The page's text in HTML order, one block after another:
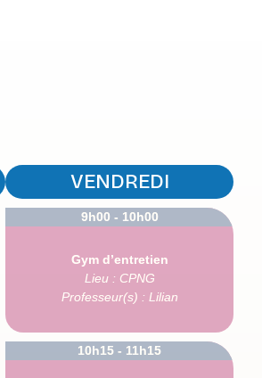
VENDREDI
9h00 - 10h00
Gym d’entretien
Lieu : CPNG
Professeur(s) : Lilian
10h15 - 11h15